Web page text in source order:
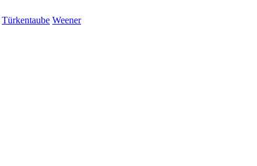
Türkentaube Weener